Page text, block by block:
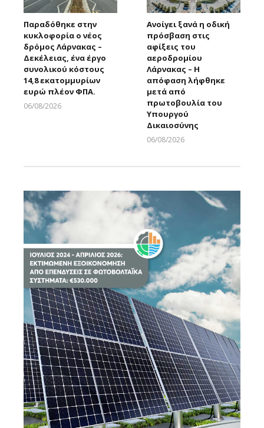
Παραδόθηκε στην
κυκλοφορία ο νέος
δρόμος Λάρνακας –
Δεκέλειας, ένα έργο
συνολικού κόστους
14,8 εκατομμυρίων
ευρώ πλέον ΦΠΑ.
06/08/2026
Ανοίγει ξανά η οδική
πρόσβαση στις
αφίξεις του
αεροδρομίου
Λάρνακας – Η
απόφαση λήφθηκε
μετά από
πρωτοβουλία του
Υπουργού
Δικαιοσύνης
06/08/2026